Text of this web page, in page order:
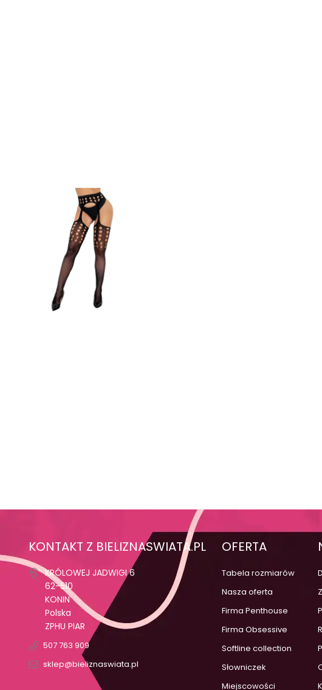
KONTAKT Z BIELIZNASWIATA.PL
KRÓLOWEJ JADWIGI 6
62-510
KONIN
Polska
ZPHU PIAR
507 763 909
sklep@bieliznaswiata.pl
OFERTA
Tabela rozmiarów
Nasza oferta
Firma Penthouse
Firma Obsessive
Softline collection
Słowniczek
Miejscowości